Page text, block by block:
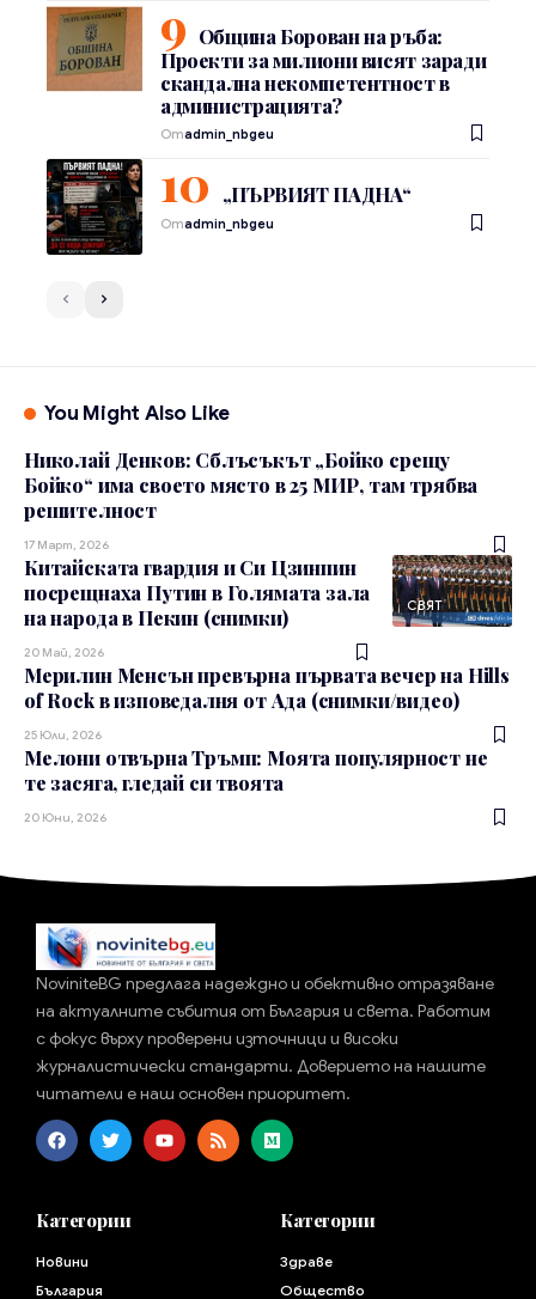
Община Борован на ръба:
Проекти за милиони висят заради
скандална некомпетентност в
администрацията?
Отadmin_nbgeu
„ПЪРВИЯТ ПАДНА“
Отadmin_nbgeu
You Might Also Like
Николай Денков: Сблъсъкът „Бойко срещу
Бойко“ има своето място в 25 МИР, там трябва
решителност
17 Март, 2026
СВЯТ
Китайската гвардия и Си Цзинпин
посрещнаха Путин в Голямата зала
на народа в Пекин (снимки)
20 Май, 2026
Мерилин Менсън превърна първата вечер на Hills
of Rock в изповедалня от Ада (снимки/видео)
25 Юли, 2026
Мелони отвърна Тръмп: Моята популярност не
те засяга, гледай си твоята
20 Юни, 2026
NoviniteBG предлага надеждно и обективно отразяване
на актуалните събития от България и света. Работим
с фокус върху проверени източници и високи
журналистически стандарти. Доверието на нашите
читатели е наш основен приоритет.
Категории
Новини
България
Категории
Здраве
Общество